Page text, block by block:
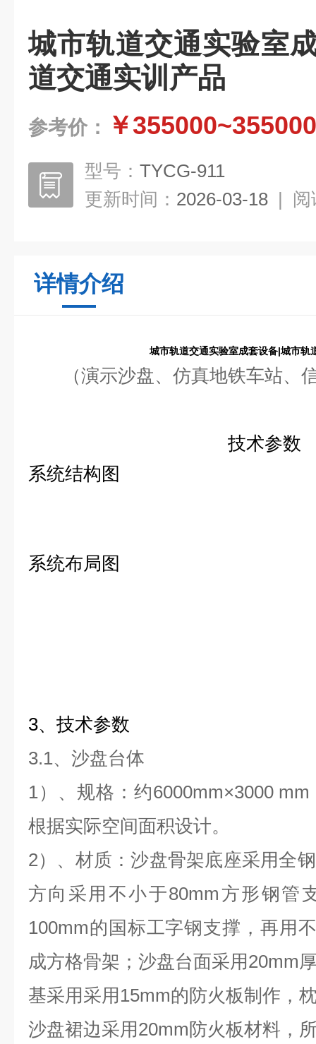
城市轨道交通实验室
道交通实训产品
参考价： ￥355000~355000
型号： TYCG-911
更新时间： 2026-03-18 | 阅
详情介绍
城市轨道交通实验室成套设备|城市轨
（演示沙盘、 仿真地铁车站、
技术参数
系统结构图
系统布局图
3、 技术参数
3.1、沙盘台体
1）
、规格：约6000mm×3000
根据实际空间面积设计。
2） 、材质：沙盘骨架底座采用全
方向采用不小于80mm方形钢管
100mm的国标工字钢支撑，再用
成方格骨架；沙盘台面采用20mm
基采用采用15mm的防火板制作，
沙盘裙边采用20mm防火板材料，